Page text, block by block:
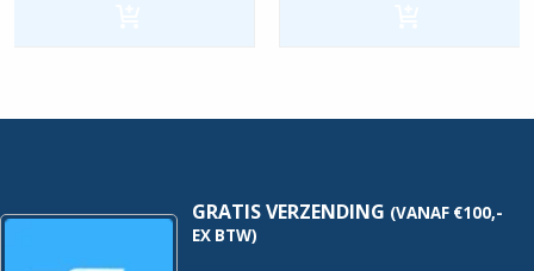
1 hoeveelheid
GRATIS VERZENDING (VANAF €100,-
EX BTW)